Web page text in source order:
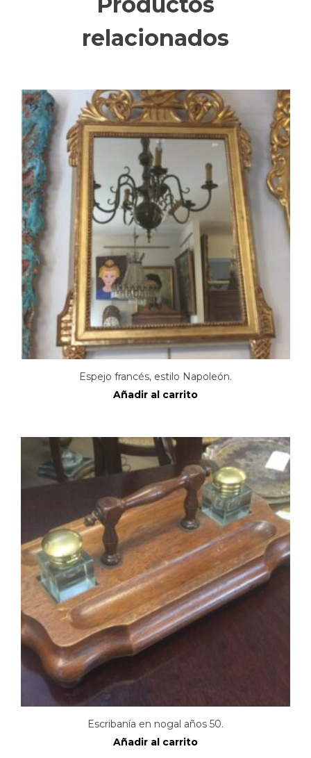
relacionados
Espejo francés, estilo Napoleón.
Añadir al carrito
Escribanía en nogal años 50.
Añadir al carrito